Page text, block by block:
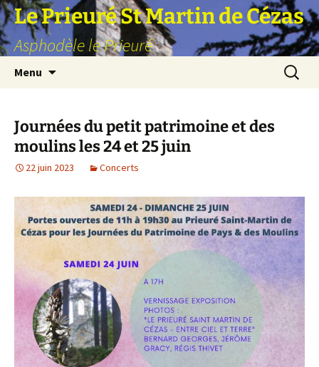
Aller
au
contenu
Le Prieuré St Martin de Cézas
Asphodèle le Prieuré
Menu
Journées du petit patrimoine et des
moulins les 24 et 25 juin
22 juin 2023 Concerts